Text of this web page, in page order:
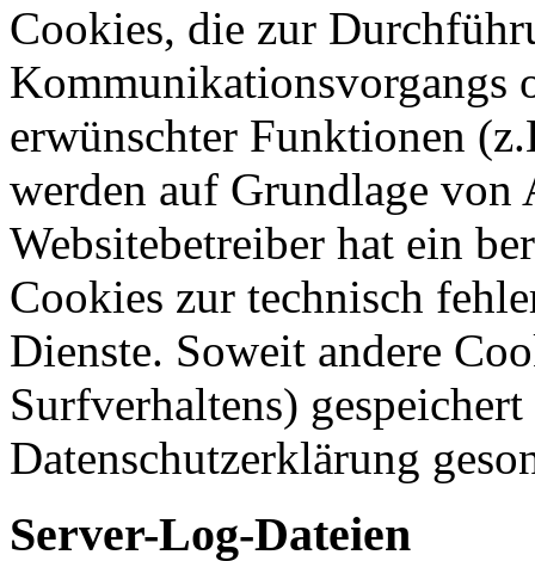
Cookies, die zur
Kommunikationsvorgangs
erwünschter Funktionen
werden auf Grundlage
Websitebetreiber hat ein
Cookies zur technisch
Dienste. Soweit andere
Surfverhaltens)
Datenschutzerklärung
Server-Log-Dateien